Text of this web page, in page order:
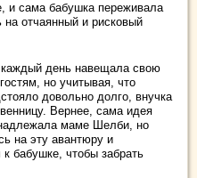
и сама бабушка переживала
на отчаянный и рисковый
день навещала свою
но учитывая, что
довольно долго, внучка
Вернее, сама идея
маме Шелби, но
на эту авантюру и
бабушке, чтобы забрать